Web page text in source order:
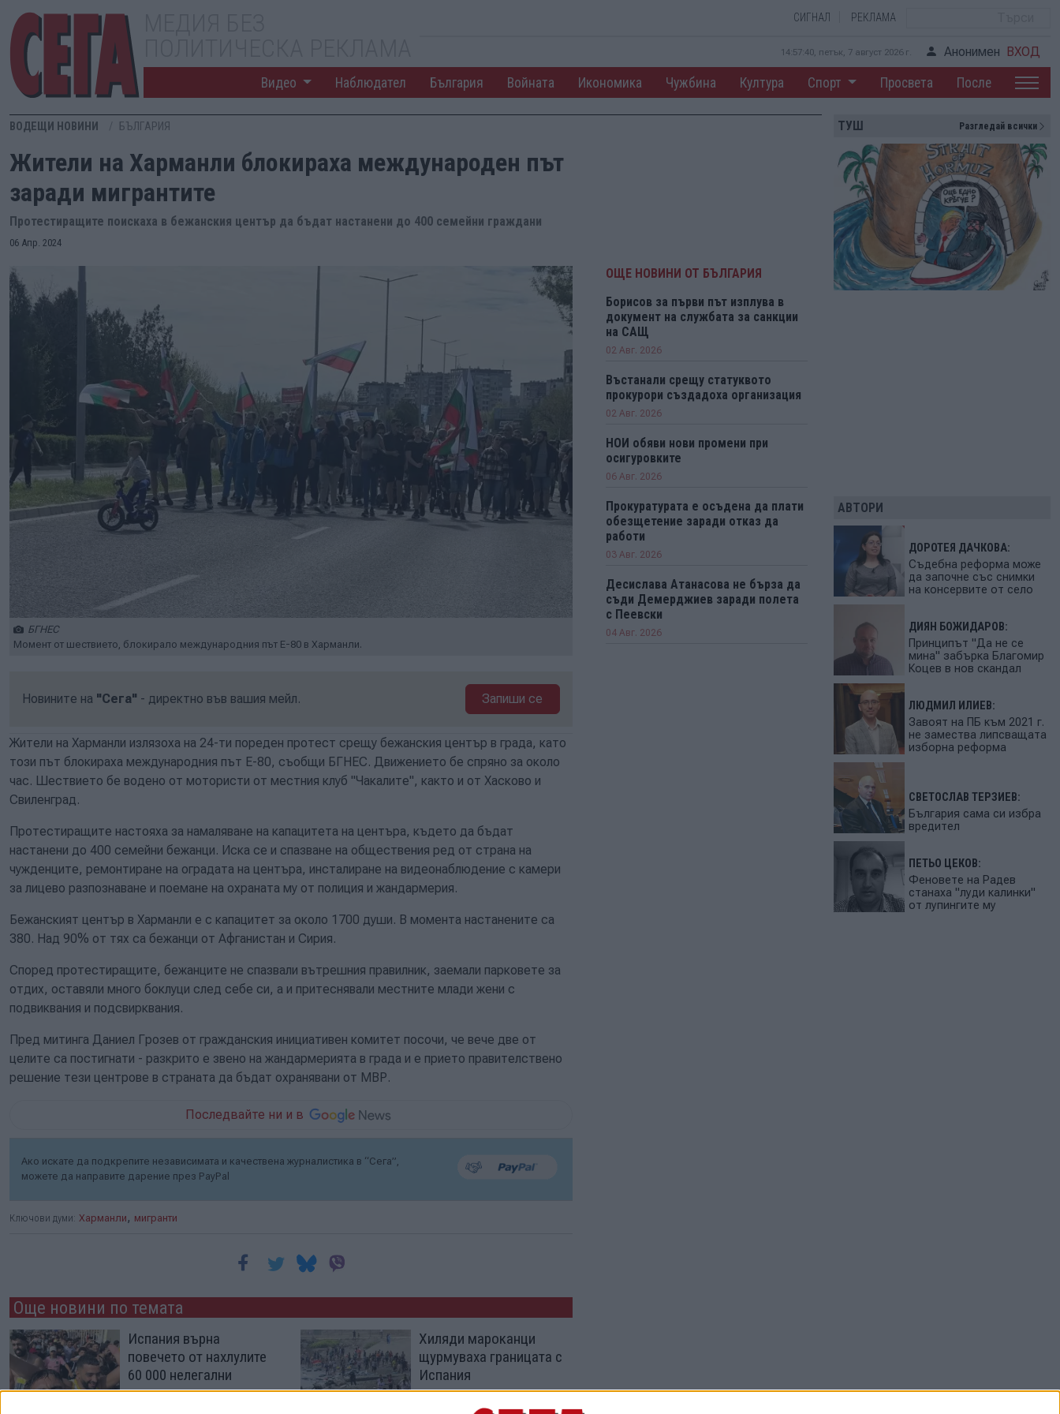
СИГНАЛ РЕКЛАМА
14:57:40, петък, 7 август 2026 г. Анонимен ВХОД
Видео Наблюдател България Войната Икономика Чужбина Култура Спорт Просвета После
ВОДЕЩИ НОВИНИ БЪЛГАРИЯ
Жители на Харманли блокираха международен път
заради мигрантите
Протестиращите поискаха в бежанския център да бъдат настанени до 400 семейни граждани
06 Апр. 2024
БГНЕС
Момент от шествието, блокирало международния път Е-80 в Харманли.
Новините на "Сега" - директно във вашия мейл. Запиши се
Жители на Харманли излязоха на 24-ти пореден протест срещу бежанския център в града, като
този път блокираха международния път Е-80, съобщи БГНЕС. Движението бе спряно за около
час. Шествието бе водено от мотористи от местния клуб "Чакалите", както и от Хасково и
Свиленград.
Протестиращите настояха за намаляване на капацитета на центъра, където да бъдат
настанени до 400 семейни бежанци. Иска се и спазване на обществения ред от страна на
чужденците, ремонтиране на оградата на центъра, инсталиране на видеонаблюдение с камери
за лицево разпознаване и поемане на охраната му от полиция и жандармерия.
Бежанският център в Харманли е с капацитет за около 1700 души. В момента настанените са
380. Над 90% от тях са бежанци от Афганистан и Сирия.
Според протестиращите, бежанците не спазвали вътрешния правилник, заемали парковете за
отдих, оставяли много боклуци след себе си, а и притеснявали местните млади жени с
подвиквания и подсвирквания.
Пред митинга Даниел Грозев от гражданския инициативен комитет посочи, че вече две от
целите са постигнати - разкрито е звено на жандармерията в града и е прието правителствено
решение тези центрове в страната да бъдат охранявани от МВР.
Последвайте ни и в
Ако искате да подкрепите независимата и качествена журналистика в “Сега”,
можете да направите дарение през PayPal
Ключови думи: Харманли , мигранти
Още новини по темата
Испания върна
повечето от нахлулите
60 000 нелегални
мигранти
Хиляди мароканци
щурмуваха границата с
Испания
30 Юли 2026
ОЩЕ НОВИНИ ОТ БЪЛГАРИЯ
Борисов за първи път изплува в
документ на службата за санкции
на САЩ
02 Авг. 2026
Въстанали срещу статуквото
прокурори създадоха организация
02 Авг. 2026
НОИ обяви нови промени при
осигуровките
06 Авг. 2026
Прокуратурата е осъдена да плати
обезщетение заради отказ да
работи
03 Авг. 2026
Десислава Атанасова не бърза да
съди Демерджиев заради полета
с Пеевски
04 Авг. 2026
ТУШ Разгледай всички
АВТОРИ
ДОРОТЕЯ ДАЧКОВА:
Съдебна реформа може
да започне със снимки
на консервите от село
ДИЯН БОЖИДАРОВ:
Принципът "Да не се
мина" забърка Благомир
Коцев в нов скандал
ЛЮДМИЛ ИЛИЕВ:
Завоят на ПБ към 2021 г.
не замества липсващата
изборна реформа
СВЕТОСЛАВ ТЕРЗИЕВ:
България сама си избра
вредител
ПЕТЬО ЦЕКОВ:
Феновете на Радев
станаха "луди калинки"
от лупингите му